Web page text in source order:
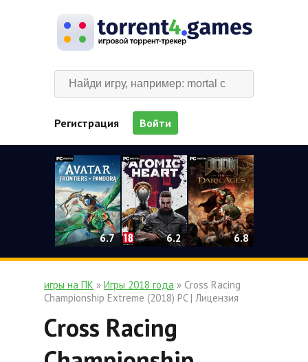
Регистрация Войти
6.7 6.2 6.8
игры на ПК » Игры 2018 года » Cross Racing
Championship Extreme (2018) PC | Лицензия
Cross Racing